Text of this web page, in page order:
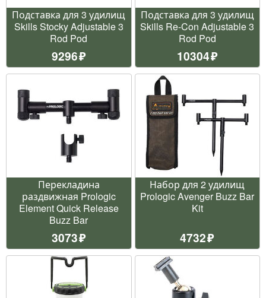
Подставка для 3 удилищ
Skills Stocky Adjustable 3
Rod Pod
9296
Подставка для 3 удилищ
Skills Re-Con Adjustable 3
Rod Pod
10304
Перекладина
раздвижная Prologic
Element Quick Release
Buzz Bar
3073
Набор для 2 удилищ
Prologic Avenger Buzz Bar
Kit
4732